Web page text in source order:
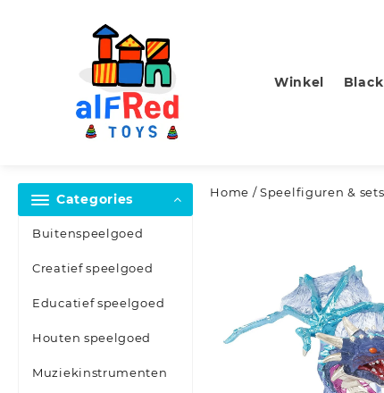
Winkel
Categories
Buitenspeelgoed
Creatief speelgoed
Educatief speelgoed
Houten speelgoed
Muziekinstrumenten
Home /Speelfiguren & sets